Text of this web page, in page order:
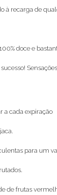
à recarga de
doce e
a cada expiração
para um
de frutas